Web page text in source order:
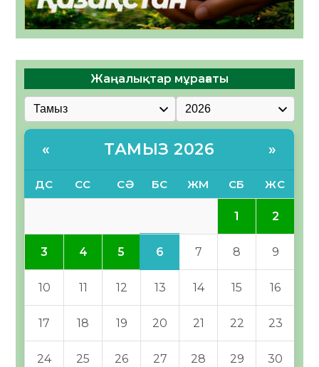
Жаңалықтар мұрағаты
« ТАМЫЗ 2026 »
ДС СС СӘ БС ЖМ СБ ЖС
1 2
3 4 5 6 7 8 9
10 11 12 13 14 15 16
17 18 19 20 21 22 23
24 25 26 27 28 29 30